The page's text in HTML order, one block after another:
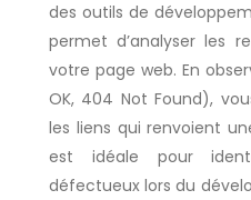
des outils de
permet d’analyser les
votre page web. En
OK, 404 Not Found),
les liens qui renvoient
est idéale pour
défectueux lors du